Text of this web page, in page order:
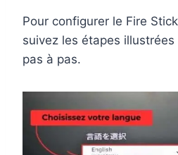
Pour configurer le Fire
suivez les étapes
pas à pas.